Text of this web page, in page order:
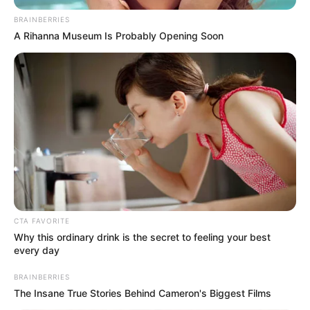
BRAINBERRIES
A Rihanna Museum Is Probably Opening Soon
CTA FAVORITE
Why this ordinary drink is the secret to feeling your best
every day
BRAINBERRIES
The Insane True Stories Behind Cameron's Biggest Films